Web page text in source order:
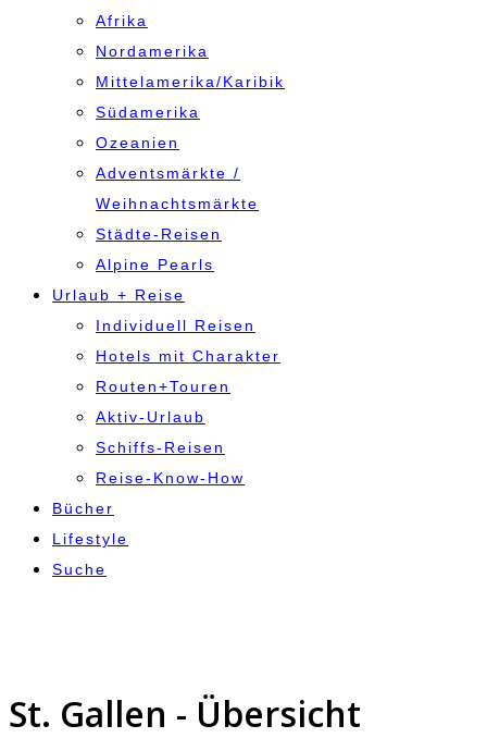
Afrika
Nordamerika
Mittelamerika/Karibik
Südamerika
Ozeanien
Adventsmärkte /
Weihnachtsmärkte
Städte-Reisen
Alpine Pearls
Urlaub + Reise
Individuell Reisen
Hotels mit Charakter
Routen+Touren
Aktiv-Urlaub
Schiffs-Reisen
Reise-Know-How
Bücher
Lifestyle
Suche
St. Gallen - Übersicht